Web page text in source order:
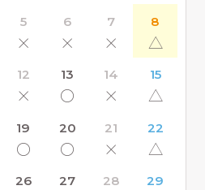
5
×
6
×
7
×
8
△
12
×
13
〇
14
×
15
△
19
〇
20
〇
21
×
22
△
26 27 28 29